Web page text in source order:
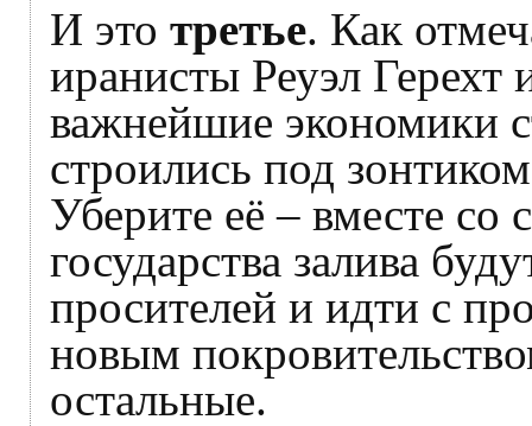
И это третье. Как
иранисты Реуэл
важнейшие экономики
строились под
Уберите её – вместе со
государства залива
просителей и идти с
новым
остальные.